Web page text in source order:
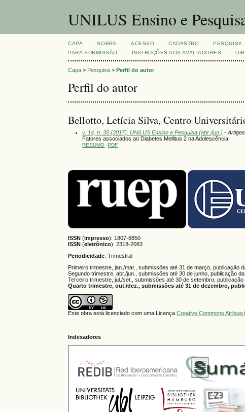
UNILUS Ensino e
CAPA SOBRE ACESSO CADASTRO PESQUISA
PARA SUBMISSÃO
INSTRUÇÕES AOS AVALIADORES
Capa > Pesquisa >Perfil do autor
Perfil do autor
Bellotto, Letícia Silva, Centro
v. 14, n. 35 (2017): UNILUS Ensino e Pesquisa (abr./jun.) - Artigos
Fatores associados ao Diabetes Mellitus 2 na Adolescência
RESUMO PDF
ISSN (impresso): 1807-8850
ISSN (eletrônico):2318-2083
Periodicidade: Trimestral
Primeiro trimestre, jan./mar., submissões até 31 de março, publicação
Segundo trimestre, abr./jun., submissões até 30 de junho, publicação
Terceiro trimestre, jul./set., submissões até 30 de setembro, publicação
Quarto trimestre, out./dez., submissões até 31 de dezembro,
Este obra está licenciado com uma LicençaCreative Commons
Indexadores